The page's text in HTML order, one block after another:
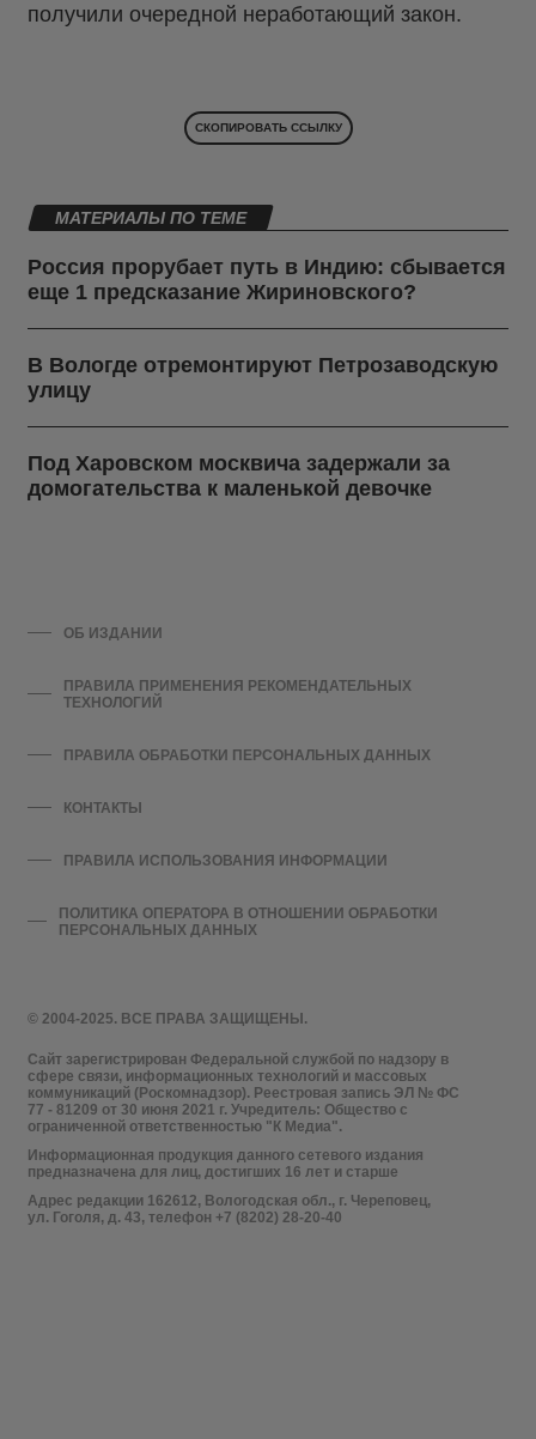
получили очередной неработающий закон.
СКОПИРОВАТЬ ССЫЛКУ
МАТЕРИАЛЫ ПО ТЕМЕ
Россия прорубает путь в Индию: сбывается
еще 1 предсказание Жириновского?
В Вологде отремонтируют Петрозаводскую
улицу
Под Харовском москвича задержали за
домогательства к маленькой девочке
© 2004-2025. ВСЕ ПРАВА ЗАЩИЩЕНЫ.
Сайт зарегистрирован Федеральной службой по надзору в
сфере связи, информационных технологий и массовых
коммуникаций (Роскомнадзор). Реестровая запись ЭЛ № ФС
77 - 81209 от 30 июня 2021 г. Учредитель: Общество с
ограниченной ответственностью "К Медиа".
Информационная продукция данного сетевого издания
предназначена для лиц, достигших 16 лет и старше
Адрес редакции 162612, Вологодская обл., г. Череповец,
ул. Гоголя, д. 43, телефон +7 (8202) 28-20-40
ОБ ИЗДАНИИ
ПРАВИЛА ПРИМЕНЕНИЯ РЕКОМЕНДАТЕЛЬНЫХ
ТЕХНОЛОГИЙ
ПРАВИЛА ОБРАБОТКИ ПЕРСОНАЛЬНЫХ ДАННЫХ
КОНТАКТЫ
ПРАВИЛА ИСПОЛЬЗОВАНИЯ ИНФОРМАЦИИ
ПОЛИТИКА ОПЕРАТОРА В ОТНОШЕНИИ ОБРАБОТКИ
ПЕРСОНАЛЬНЫХ ДАННЫХ